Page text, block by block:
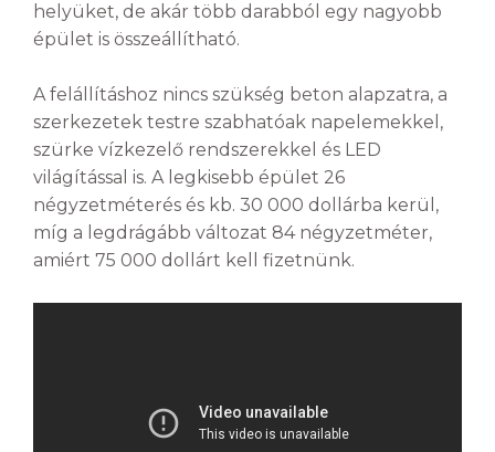
helyüket, de akár több darabból egy nagyobb
épület is összeállítható.
A felállításhoz nincs szükség beton alapzatra, a
szerkezetek testre szabhatóak napelemekkel,
szürke vízkezelő rendszerekkel és LED
világítással is. A legkisebb épület 26
négyzetméterés és kb. 30 000 dollárba kerül,
míg a legdrágább változat 84 négyzetméter,
amiért 75 000 dollárt kell fizetnünk.